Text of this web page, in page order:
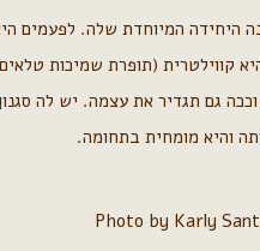
קווילטרית (תופרת שמיכות
גם תגדיר את עצמה. יש לה
והיא מומחית בתחומה.
Photo by Karly